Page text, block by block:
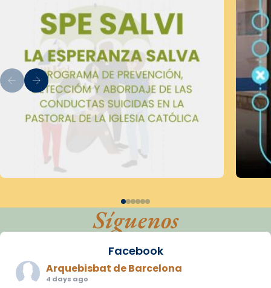
Síguenos
Facebook
Arquebisbat de Barcelona
4 days ago